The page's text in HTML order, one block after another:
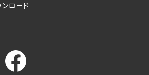
ロード